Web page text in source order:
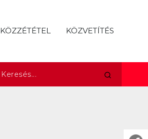
KÖZZÉTÉTEL KÖZVETÍTÉS